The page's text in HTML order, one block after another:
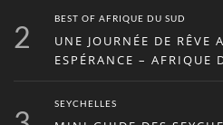
2
BEST OF AFRIQUE DU SUD
UNE JOURNÉE DE RÊVE
ESPÉRANCE – AFRIQUE
SEYCHELLES